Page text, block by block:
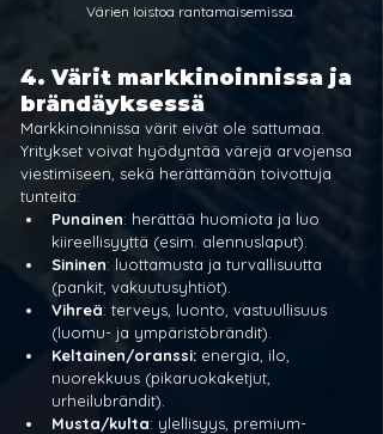
Värien loistoa rantamaisemissa.
4. Värit markkinoinnissa ja
brändäyksessä
Markkinoinnissa värit eivät ole sattumaa.
Yritykset voivat hyödyntää värejä arvojensa
viestimiseen, sekä herättämään toivottuja
tunteita:
Punainen: herättää huomiota ja luo
kiireellisyyttä (esim. alennuslaput).
Sininen: luottamusta ja turvallisuutta
(pankit, vakuutusyhtiöt).
Vihreä: terveys, luonto, vastuullisuus
(luomu- ja ympäristöbrändit).
Keltainen/oranssi: energia, ilo,
nuorekkuus (pikaruokaketjut,
urheilubrändit).
Musta/kulta: ylellisyys, premium-